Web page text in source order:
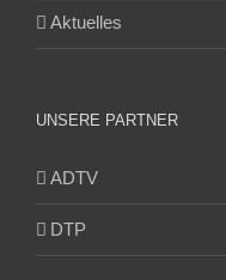
Aktuelles
UNSERE PARTNER
ADTV
DTP